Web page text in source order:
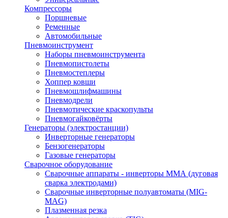
Компрессоры
Поршневые
Ременные
Автомобильные
Пневмоинструмент
Наборы пневмоинструмента
Пневмопистолеты
Пневмостеплеры
Хоппер ковши
Пневмошлифмашины
Пневмодрели
Пневмотические краскопульты
Пневмогайковёрты
Генераторы (электростанции)
Инверторные генераторы
Бензогенераторы
Газовые генераторы
Сварочное оборудование
Сварочные аппараты - инверторы ММА (дуговая
сварка электродами)
Сварочные инверторные полуавтоматы (MIG-
MAG)
Плазменная резка